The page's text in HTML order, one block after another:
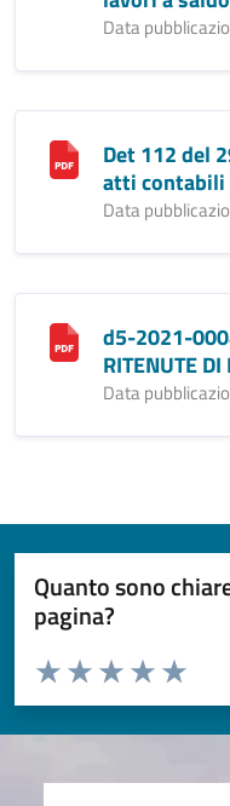
Data
Det 112 del
atti contabili
Data
d5-2021-
RITENUTE DI
Data
Quanto sono
pagina?
Valuta da 1 a 5 stelle la
Valuta
Valuta 4
Valuta 3 stelle
Valuta 2 stelle su 5
Valuta 1 stelle su 5